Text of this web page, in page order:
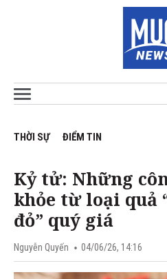
THỜI SỰ ĐIỂM TIN
Kỷ tử: Những
khỏe từ loại quả
đỏ” quý giá
Nguyễn Quyến 04/06/26, 14:16